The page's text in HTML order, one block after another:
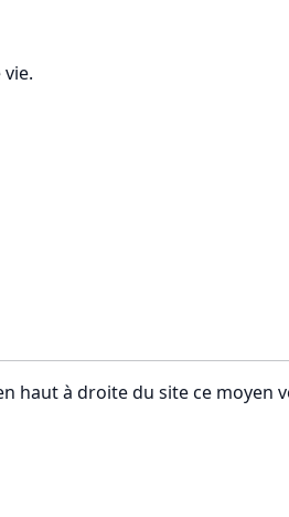
haut à droite du site ce moyen